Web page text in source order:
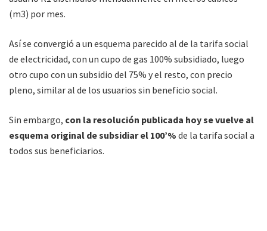
(m3) por mes.
Así se convergió a un esquema parecido al de la tarifa social
de electricidad, con un cupo de gas 100% subsidiado, luego
otro cupo con un subsidio del 75% y el resto, con precio
pleno, similar al de los usuarios sin beneficio social.
Sin embargo, con la resolución publicada hoy se vuelve al
esquema original de subsidiar el 100’% de la tarifa social a
todos sus beneficiarios.